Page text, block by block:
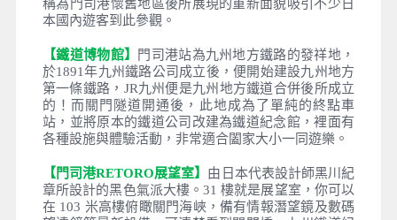
【關門海峽大橋】橫跨日本九洲與本州間狹長海峽的
的關門大橋完工於1973年，是連接九州、本州的交通
要道，為東洋當時第一長的大吊橋。跨越湍急的洋流
關門海峽，是一座造型、外觀優美的大橋，沿路風景
美不勝收。
【門司港懷舊區】門司港是日本從日本明治代至日本
本州與歐洲、中國及九州地方的通道。。這一區的歐
式建築經過以日本大正時期的懷舊復古風修復和復原
的重新包裝，使得整個地區洋溢著濃濃的懷舊風，改